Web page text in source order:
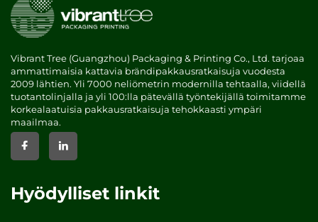
Vibrant Tree (Guangzhou) Packaging & Printing Co., Ltd. tarjoaa
ammattimaisia kattavia brändipakkausratkaisuja vuodesta
2009 lähtien. Yli 7000 neliömetrin modernilla tehtaalla, viidellä
tuotantolinjalla ja yli 100:lla pätevällä työntekijällä toimitamme
korkealaatuisia pakkausratkaisuja tehokkaasti ympäri
maailmaa.
Hyödylliset linkit